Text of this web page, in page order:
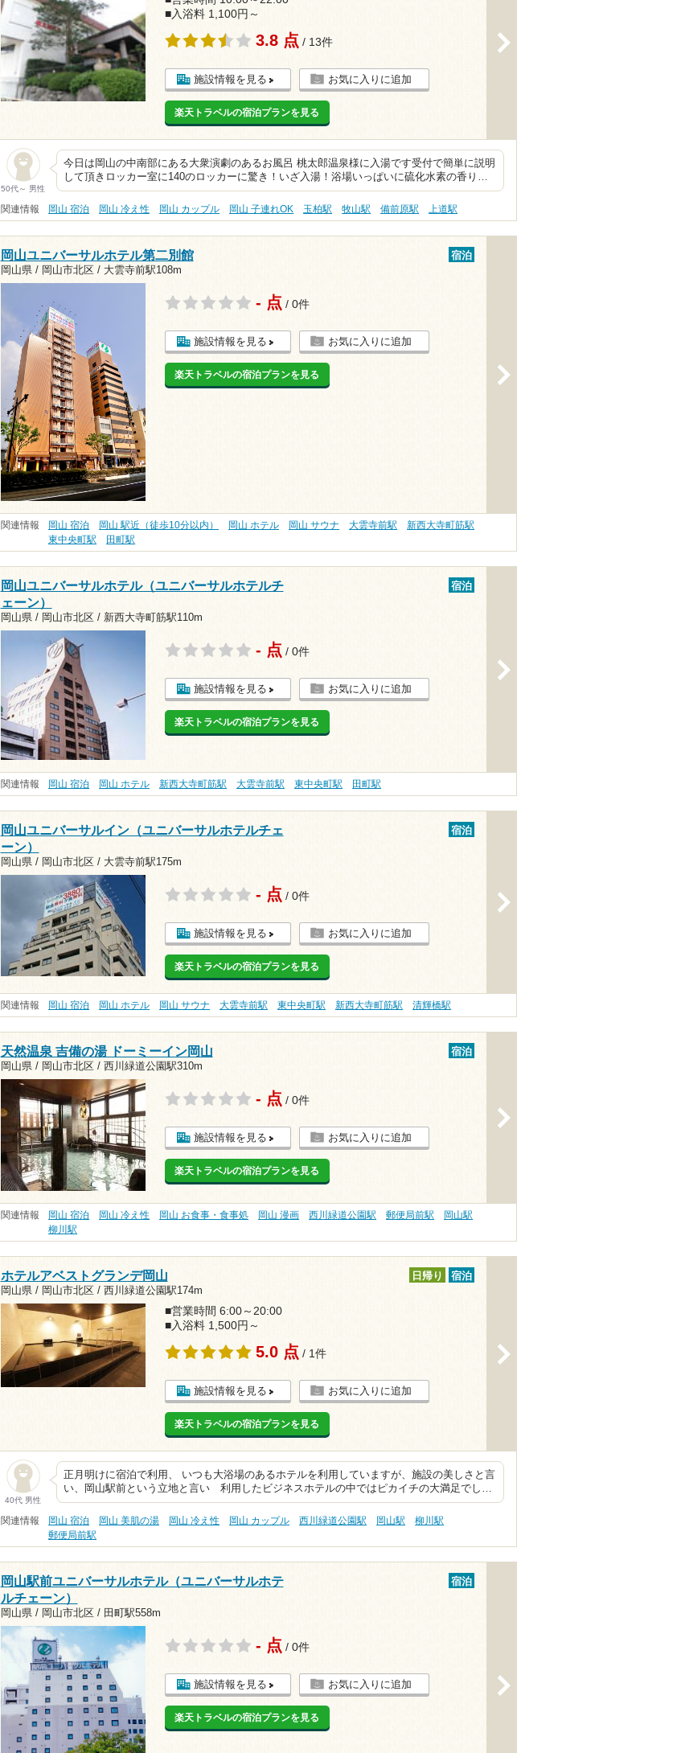
■入浴料 1,100円～
3.8 点 / 13件
施設情報を見る お気に入りに追加
楽天トラベルの宿泊プランを見る
50代～ 男性
今日は岡山の中南部にある大衆演劇のあるお風呂 桃太郎温泉様に入湯です受付で簡単に説明
して頂きロッカー室に140のロッカーに驚き！いざ入湯！浴場いっぱいに硫化水素の香り…
関連情報 岡山 宿泊 岡山 冷え性 岡山 カップル 岡山 子連れOK 玉柏駅 牧山駅 備前原駅 上道駅
岡山ユニバーサルホテル第二別館
岡山県 / 岡山市北区 / 大雲寺前駅108m
宿泊
- 点 / 0件
施設情報を見る お気に入りに追加
楽天トラベルの宿泊プランを見る
関連情報 岡山 宿泊 岡山 駅近（徒歩10分以内） 岡山 ホテル 岡山 サウナ 大雲寺前駅
新西大寺町筋駅
東中央町駅
田町駅
岡山ユニバーサルホテル（ユニバーサルホテルチ
ェーン）
岡山県 / 岡山市北区 / 新西大寺町筋駅110m
宿泊
- 点 / 0件
施設情報を見る お気に入りに追加
楽天トラベルの宿泊プランを見る
関連情報 岡山 宿泊 岡山 ホテル 新西大寺町筋駅 大雲寺前駅 東中央町駅 田町駅
岡山ユニバーサルイン（ユニバーサルホテルチェ
ーン）
岡山県 / 岡山市北区 / 大雲寺前駅175m
宿泊
- 点 / 0件
施設情報を見る お気に入りに追加
楽天トラベルの宿泊プランを見る
関連情報 岡山 宿泊 岡山 ホテル 岡山 サウナ 大雲寺前駅 東中央町駅 新西大寺町筋駅 清輝橋駅
天然温泉 吉備の湯 ドーミーイン岡山
岡山県 / 岡山市北区 / 西川緑道公園駅310m
宿泊
- 点 / 0件
施設情報を見る お気に入りに追加
楽天トラベルの宿泊プランを見る
関連情報 岡山 宿泊 岡山 冷え性 岡山 お食事・食事処 岡山 漫画 西川緑道公園駅 郵便局前駅
岡山駅
柳川駅
ホテルアベストグランデ岡山
岡山県 / 岡山市北区 / 西川緑道公園駅174m
日帰り 宿泊
■営業時間 6:00～20:00
■入浴料 1,500円～
5.0 点 / 1件
施設情報を見る お気に入りに追加
楽天トラベルの宿泊プランを見る
40代 男性
正月明けに宿泊で利用、 いつも大浴場のあるホテルを利用していますが、施設の美しさと言
い、岡山駅前という立地と言い 利用したビジネスホテルの中ではピカイチの大満足でし…
関連情報 岡山 宿泊 岡山 美肌の湯 岡山 冷え性 岡山 カップル 西川緑道公園駅 岡山駅
柳川駅
郵便局前駅
岡山駅前ユニバーサルホテル（ユニバーサルホテ
ルチェーン）
岡山県 / 岡山市北区 / 田町駅558m
宿泊
- 点 / 0件
施設情報を見る お気に入りに追加
楽天トラベルの宿泊プランを見る